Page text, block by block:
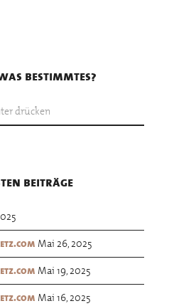
bestimmtes?
beiträge
Mai 26, 2025
Mai 19, 2025
Mai 16, 2025